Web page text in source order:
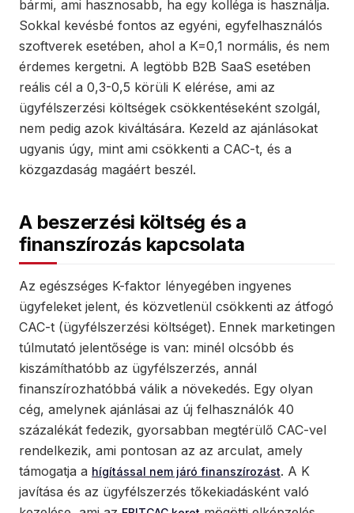
bármi, ami hasznosabb, ha egy kolléga is használja.
Sokkal kevésbé fontos az egyéni, egyfelhasználós
szoftverek esetében, ahol a K=0,1 normális, és nem
érdemes kergetni. A legtöbb B2B SaaS esetében
reális cél a 0,3-0,5 körüli K elérése, ami az
ügyfélszerzési költségek csökkentéseként szolgál,
nem pedig azok kiváltására. Kezeld az ajánlásokat
ugyanis úgy, mint ami csökkenti a CAC-t, és a
közgazdaság magáért beszél.
A beszerzési költség és a
finanszírozás kapcsolata
Az egészséges K-faktor lényegében ingyenes
ügyfeleket jelent, és közvetlenül csökkenti az átfogó
CAC-t (ügyfélszerzési költséget). Ennek marketingen
túlmutató jelentősége is van: minél olcsóbb és
kiszámíthatóbb az ügyfélszerzés, annál
finanszírozhatóbbá válik a növekedés. Egy olyan
cég, amelynek ajánlásai az új felhasználók 40
százalékát fedezik, gyorsabban megtérülő CAC-vel
rendelkezik, ami pontosan az az arculat, amely
támogatja a hígítással nem járó finanszírozást. A K
javítása és az ügyfélszerzés tőkekiadásként való